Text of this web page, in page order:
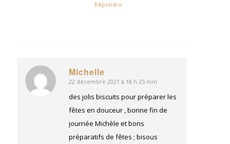
Répondre
Michelle
dit
:
22 décembre 2021 à 18 h 25 min
des jolis biscuits pour préparer les
fêtes en douceur , bonne fin de
journée Michèle et bons
préparatifs de fêtes ; bisous